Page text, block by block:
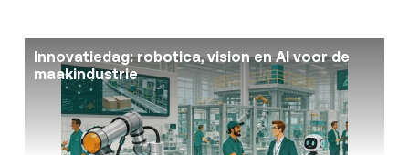
Innovatiedag: robotica, vision en AI voor de
maakindustrie